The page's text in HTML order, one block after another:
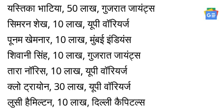
यस्तिका भाटिया, 50 लाख, गुजरात जायंट्स
सिमरन शेख, 10 लाख, यूपी वॉरियर्ज
पूनम खेमनार, 10 लाख, मुंबई इंडियंस
श‍िवानी सिंह, 10 लाख, गुजरात जायंट्स
तारा नॉरिस, 10 लाख, यूपी वॉरियर्ज
क्लो ट्रायोन, 30 लाख, यूपी वॉरियर्ज
लुसी हैमिल्टन, 10 लाख, दिल्ली कैपिटल्स